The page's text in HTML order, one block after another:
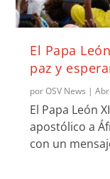
El Papa
paz y
porOSV News |
El Papa León
apostólico a
con un